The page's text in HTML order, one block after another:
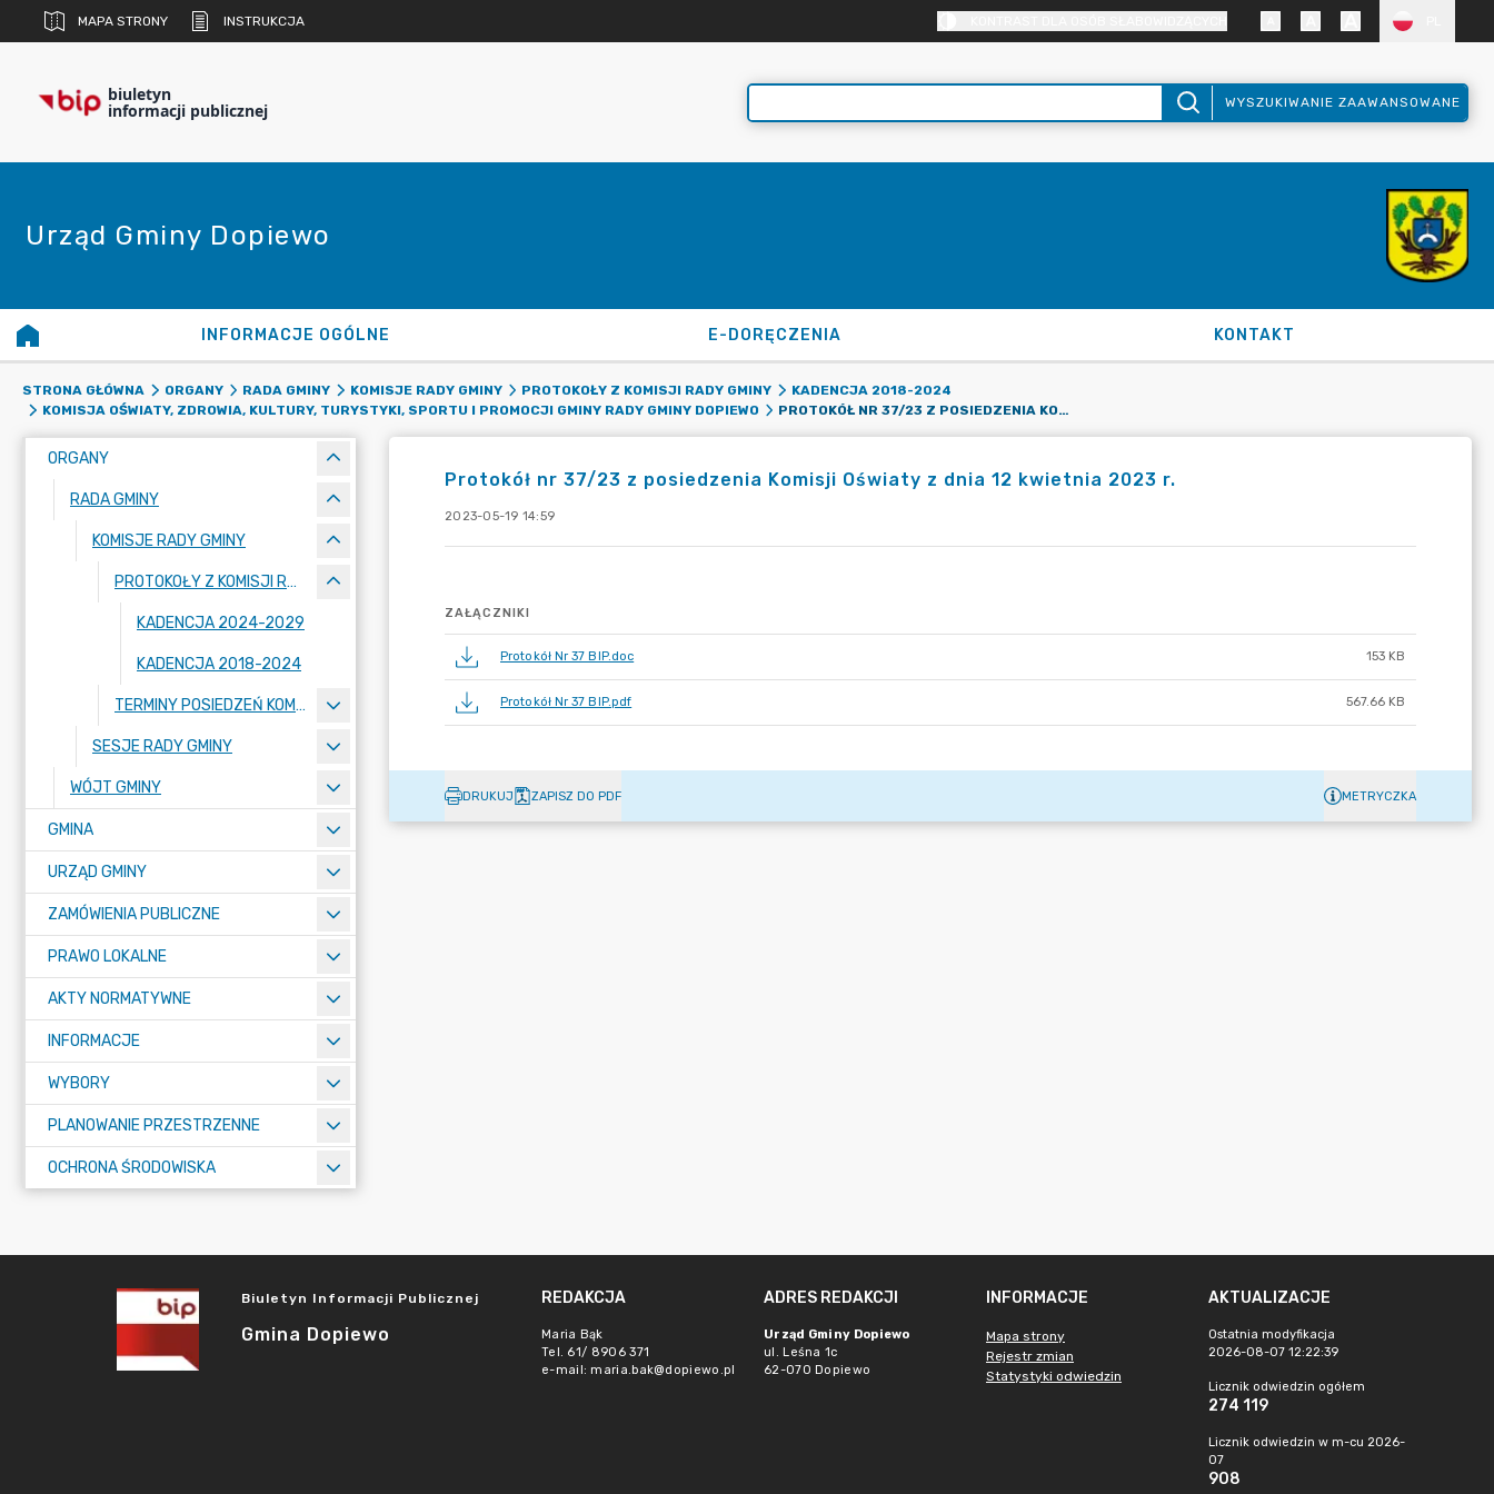
MAPA STRONY INSTRUKCJA
biuletyn
informacji publicznej WYSZUKIWANIE ZAAWANSOWANE
Urząd Gminy Dopiewo
INFORMACJE OGÓLNE E-DORĘCZENIA KONTAKT
STRONA GŁÓWNA ORGANY RADA GMINY KOMISJE RADY GMINY PROTOKOŁY Z KOMISJI RADY GMINY
KADENCJA 2018-2024
KOMISJA OŚWIATY, ZDROWIA, KULTURY, TURYSTYKI, SPORTU I PROMOCJI GMINY RADY GMINY DOPIEWO
PROTOKÓŁ NR 37/23 Z POSIEDZENIA KOMISJI OŚWIATY Z DNIA 12 KWIETNIA 2023 R.
ORGANY
RADA GMINY
KOMISJE RADY GMINY
PROTOKOŁY Z KOMISJI RADY GMINY
KADENCJA 2024-2029
KADENCJA 2018-2024
TERMINY POSIEDZEŃ KOMISJI RADY GMINY
SESJE RADY GMINY
WÓJT GMINY
GMINA
URZĄD GMINY
ZAMÓWIENIA PUBLICZNE
PRAWO LOKALNE
AKTY NORMATYWNE
INFORMACJE
WYBORY
PLANOWANIE PRZESTRZENNE
OCHRONA ŚRODOWISKA
Protokół nr 37/23 z posiedzenia Komisji Oświaty z dnia 12 kwietnia 2023 r.
2023-05-19 14:59
ZAŁĄCZNIKI
Protokół Nr 37 BIP.doc 153 KB
Protokół Nr 37 BIP.pdf 567.66 KB
DRUKUJ ZAPISZ DO PDF METRYCZKA
Biuletyn Informacji Publicznej
Gmina Dopiewo
REDAKCJA
Maria Bąk
Tel. 61/ 8906 371
e-mail: maria.bak@dopiewo.pl
ADRES REDAKCJI
Urząd Gminy Dopiewo
ul. Leśna 1c
62-070 Dopiewo
INFORMACJE
Mapa strony
Rejestr zmian
Statystyki odwiedzin
AKTUALIZACJE
Ostatnia modyfikacja
2026-08-07 12:22:39
Licznik odwiedzin ogółem
274 119
Licznik odwiedzin w m-cu 2026-
07
908